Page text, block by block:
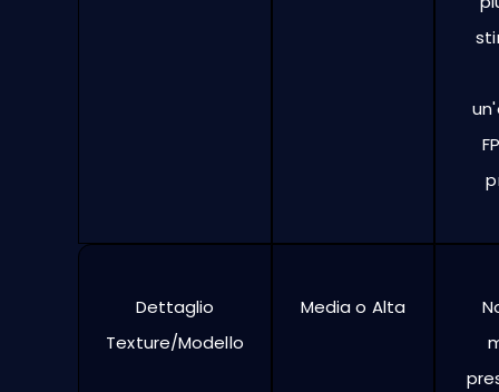
Dettaglio
Texture/Modello
Media o Alta